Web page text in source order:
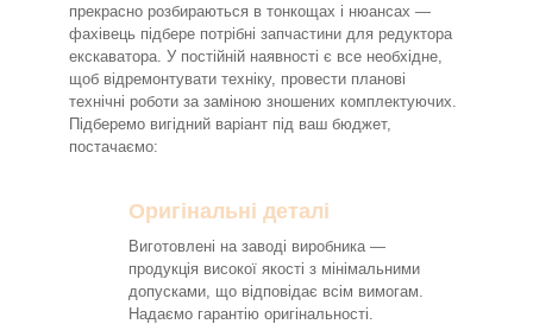
прекрасно розбираються в тонкощах і нюансах —
фахівець підбере потрібні запчастини для редуктора
екскаватора. У постійній наявності є все необхідне,
щоб відремонтувати техніку, провести планові
технічні роботи за заміною зношених комплектуючих.
Підберемо вигідний варіант під ваш бюджет,
постачаємо:
Оригінальні деталі
Виготовлені на заводі виробника —
продукція високої якості з мінімальними
допусками, що відповідає всім вимогам.
Надаємо гарантію оригінальності.